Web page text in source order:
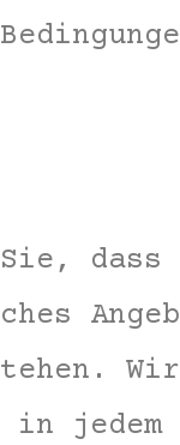
dass
jedem